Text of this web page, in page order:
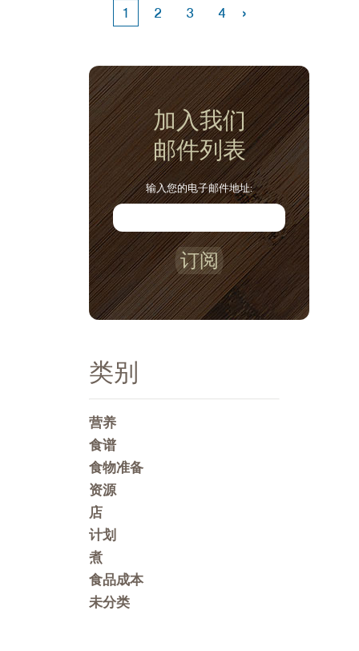
1 2 3 4 ›
加入我们
邮件列表
输入您的电子邮件地址:
订阅
类别
营养
食谱
食物准备
资源
店
计划
煮
食品成本
未分类